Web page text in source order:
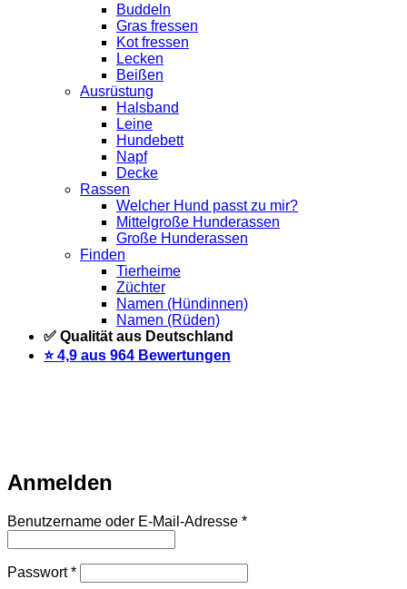
Buddeln
Gras fressen
Kot fressen
Lecken
Beißen
Ausrüstung
Halsband
Leine
Hundebett
Napf
Decke
Rassen
Welcher Hund passt zu mir?
Mittelgroße Hunderassen
Große Hunderassen
Finden
Tierheime
Züchter
Namen (Hündinnen)
Namen (Rüden)
✅ Qualität aus Deutschland
⭐️ 4,9 aus 964 Bewertungen
Anmelden
Benutzername oder E-Mail-Adresse *Erforderlich
Passwort*Erforderlich